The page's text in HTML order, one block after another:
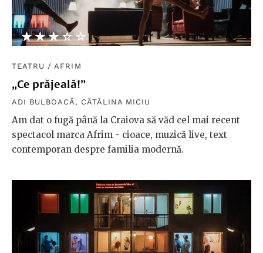
★★★★★
☆☆☆☆☆
TEATRU / AFRIM
„Ce prăjeală!”
ADI BULBOACĂ , CĂTĂLINA MICIU
Am dat o fugă până la Craiova să văd cel mai recent
spectacol marca Afrim - cioace, muzică live, text
contemporan despre familia modernă.